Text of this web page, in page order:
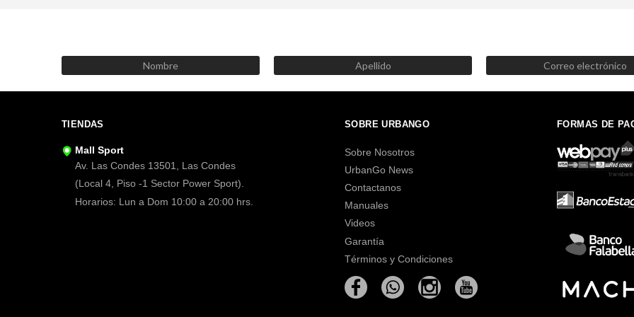
TIENDAS
Mall Sport
Av. Las Condes 13501, Las Condes
(Local 4, Piso -1 Sector Power Sport).
Horarios: Lun a Dom 10:00 a 20:00 hrs.
SOBRE URBANGO
Sobre Nosotros
UrbanGo News
Contactanos
Manuales
Videos
Garantía
Términos y Condiciones
FORMAS DE